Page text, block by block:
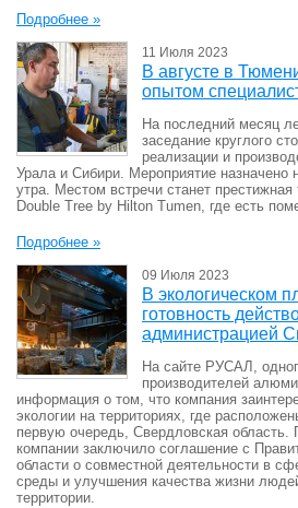
Подробнее »
11 Июля 2023
В августе в
опытом
На последний месяц
заседание круглого
реализации и
Урала и Сибири. Мероприятие назначено
утра. Местом встречи станет престижная
Double Tree by Hilton Tumen, где есть
Подробнее »
09 Июля 2023
В экологическом
готовность
администрацией
На сайте РУСАЛ,
производителей
информация о том, что компания
экологии на территориях, где
первую очередь, Свердловская область.
компании заключило соглашение с
области о совместной деятельности в
среды и улучшения качества жизни
территории.